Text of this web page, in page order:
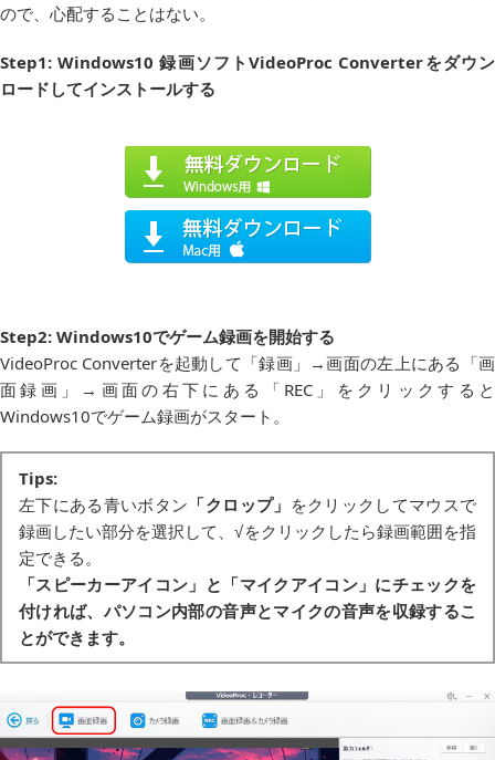
ので、心配することはない。
Step1: Windows10録画ソフトVideoProc Converterをダウン
ロードしてインストールする
Step2: Windows10でゲーム録画を開始する
VideoProc Converterを起動して「録画」→画面の左上にある「画
面録画」→画面の右下にある「REC」をクリックすると
Windows10でゲーム録画がスタート。
Tips:
左下にある青いボタン 「クロップ」 をクリックしてマウスで
録画したい部分を選択して、√をクリックしたら録画範囲を指
定できる。
「スピーカーアイコン」 と 「マイクアイコン」 にチェックを
付ければ、パソコン内部の音声とマイクの音声を収録するこ
とができます。